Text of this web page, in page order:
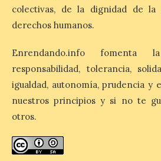
6 Ago 2026
libre en el
Quintanilla se
las 22:00 horas en
La gran pantalla del
de Quintanilla de la ciudad de León
nueva cartelera con la película
juventud’, que se […]
colectivas, de la dignidad de
derechos humanos.
Enrendando.info fomenta
responsabilidad, tolerancia,
igualdad, autonomía, prudencia y
nuestros principios y si no te
otros.